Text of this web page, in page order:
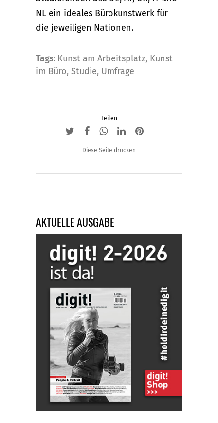
NL ein ideales Bürokunstwerk für
die jeweiligen Nationen.
Tags: Kunst am Arbeitsplatz, Kunst
im Büro, Studie, Umfrage
Teilen
Diese Seite drucken
AKTUELLE AUSGABE